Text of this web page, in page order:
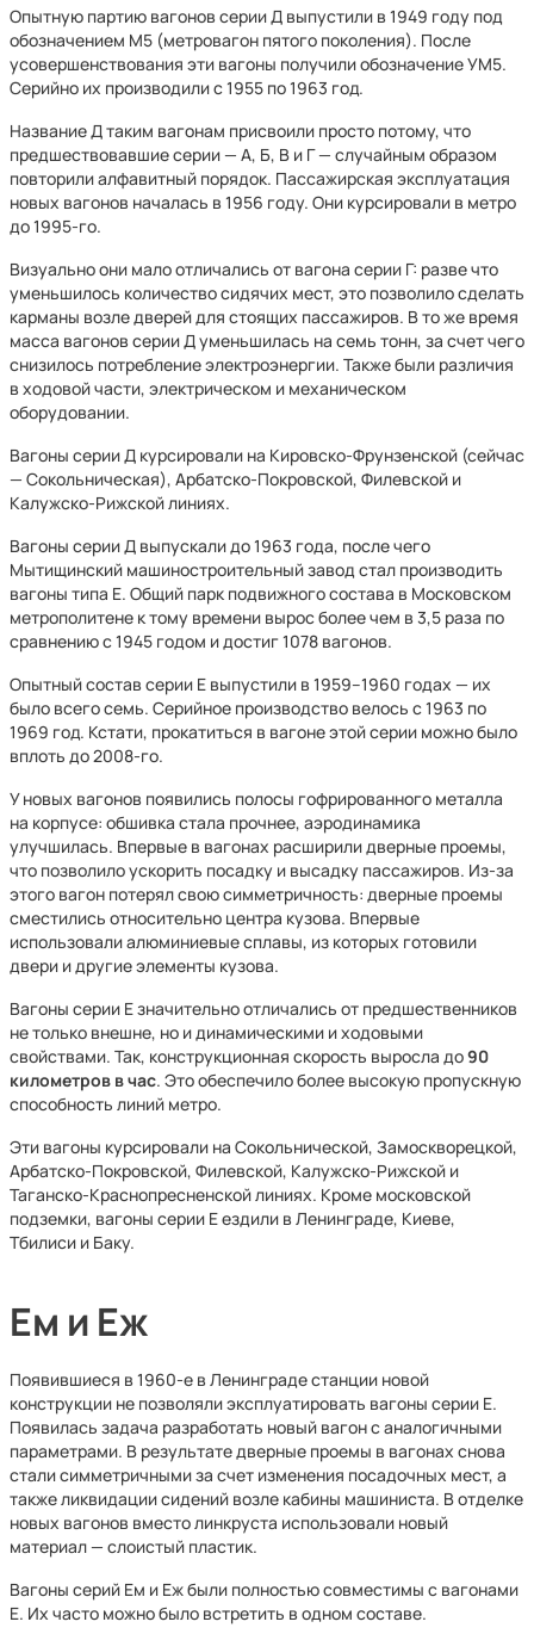
Опытную партию вагонов серии Д выпустили в 1949 году под
обозначением М5 (метровагон пятого поколения). После
усовершенствования эти вагоны получили обозначение УМ5.
Серийно их производили с 1955 по 1963 год.
Название Д таким вагонам присвоили просто потому, что
предшествовавшие серии — А, Б, В и Г — случайным образом
повторили алфавитный порядок. Пассажирская эксплуатация
новых вагонов началась в 1956 году. Они курсировали в метро
до 1995-го.
Визуально они мало отличались от вагона серии Г: разве что
уменьшилось количество сидячих мест, это позволило сделать
карманы возле дверей для стоящих пассажиров. В то же время
масса вагонов серии Д уменьшилась на семь тонн, за счет чего
снизилось потребление электроэнергии. Также были различия
в ходовой части, электрическом и механическом
оборудовании.
Вагоны серии Д курсировали на Кировско-Фрунзенской (сейчас
— Сокольническая), Арбатско-Покровской, Филевской и
Калужско-Рижской линиях.
Вагоны серии Д выпускали до 1963 года, после чего
Мытищинский машиностроительный завод стал производить
вагоны типа Е. Общий парк подвижного состава в Московском
метрополитене к тому времени вырос более чем в 3,5 раза по
сравнению с 1945 годом и достиг 1078 вагонов.
Опытный состав серии Е выпустили в 1959–1960 годах — их
было всего семь. Серийное производство велось с 1963 по
1969 год. Кстати, прокатиться в вагоне этой серии можно было
вплоть до 2008-го.
У новых вагонов появились полосы гофрированного металла
на корпусе: обшивка стала прочнее, аэродинамика
улучшилась. Впервые в вагонах расширили дверные проемы,
что позволило ускорить посадку и высадку пассажиров. Из-за
этого вагон потерял свою симметричность: дверные проемы
сместились относительно центра кузова. Впервые
использовали алюминиевые сплавы, из которых готовили
двери и другие элементы кузова.
Вагоны серии Е значительно отличались от предшественников
не только внешне, но и динамическими и ходовыми
свойствами. Так, конструкционная скорость выросла до90
километров в час. Это обеспечило более высокую пропускную
способность линий метро.
Эти вагоны курсировали на Сокольнической, Замоскворецкой,
Арбатско-Покровской, Филевской, Калужско-Рижской и
Таганско-Краснопресненской линиях. Кроме московской
подземки, вагоны серии Е ездили в Ленинграде, Киеве,
Тбилиси и Баку.
Ем и Еж
Появившиеся в 1960-е в Ленинграде станции новой
конструкции не позволяли эксплуатировать вагоны серии Е.
Появилась задача разработать новый вагон с аналогичными
параметрами. В результате дверные проемы в вагонах снова
стали симметричными за счет изменения посадочных мест, а
также ликвидации сидений возле кабины машиниста. В отделке
новых вагонов вместо линкруста использовали новый
материал — слоистый пластик.
Вагоны серий Ем и Еж были полностью совместимы с вагонами
Е. Их часто можно было встретить в одном составе.